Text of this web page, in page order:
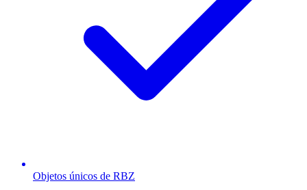
Objetos únicos de RBZ